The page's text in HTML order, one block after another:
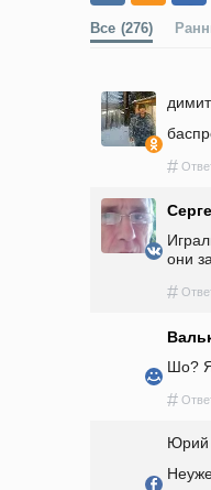
Все (276)
#
они
#
Шо?
#
Юрий